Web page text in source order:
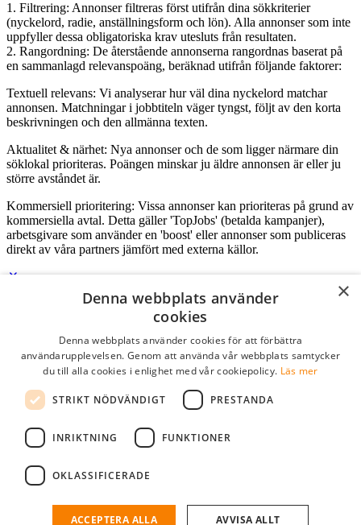
1. Filtrering: Annonser filtreras först utifrån dina sökkriterier
(nyckelord, radie, anställningsform och lön). Alla annonser som inte
uppfyller dessa obligatoriska krav utesluts från resultaten.
2. Rangordning: De återstående annonserna rangordnas baserat på
en sammanlagd relevanspoäng, beräknad utifrån följande faktorer:
Textuell relevans: Vi analyserar hur väl dina nyckelord matchar
annonsen. Matchningar i jobbtiteln väger tyngst, följt av den korta
beskrivningen och den allmänna texten.
Aktualitet & närhet: Nya annonser och de som ligger närmare din
söklokal prioriteras. Poängen minskar ju äldre annonsen är eller ju
större avståndet är.
Kommersiell prioritering: Vissa annonser kan prioriteras på grund av
kommersiella avtal. Detta gäller 'TopJobs' (betalda kampanjer),
arbetsgivare som använder en 'boost' eller annonser som publiceras
direkt av våra partners jämfört med externa källor.
Lösenord
kom ihåg mig
logga in
Kostnadsfri företagsprofil
och söka efter passande kandidater till ditt företag.
×
Denna webbplats använder
cookies
Denna webbplats använder cookies för att förbättra
användarupplevelsen. Genom att använda vår webbplats samtycker
du till alla cookies i enlighet med vår cookiepolicy. Läs mer
STRIKT NÖDVÄNDIGT PRESTANDA
INRIKTNING FUNKTIONER
OKLASSIFICERADE
ACCEPTERA ALLA AVVISA ALLT